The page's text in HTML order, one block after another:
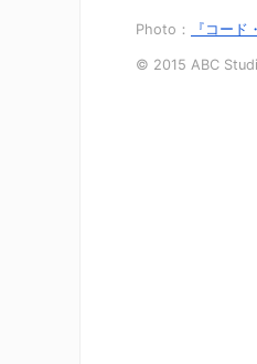
Photo： 『コー
© 2015 ABC